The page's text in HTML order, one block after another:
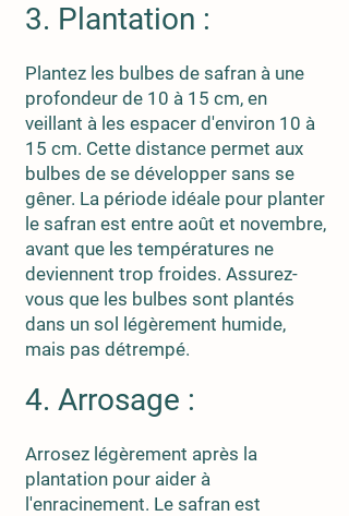
3. Plantation :
Plantez les bulbes de safran à une
profondeur de 10 à 15 cm, en
veillant à les espacer d'environ 10 à
15 cm. Cette distance permet aux
bulbes de se développer sans se
gêner. La période idéale pour planter
le safran est entre août et novembre,
avant que les températures ne
deviennent trop froides. Assurez-
vous que les bulbes sont plantés
dans un sol légèrement humide,
mais pas détrempé.
4. Arrosage :
Arrosez légèrement après la
plantation pour aider à
l'enracinement. Le safran est